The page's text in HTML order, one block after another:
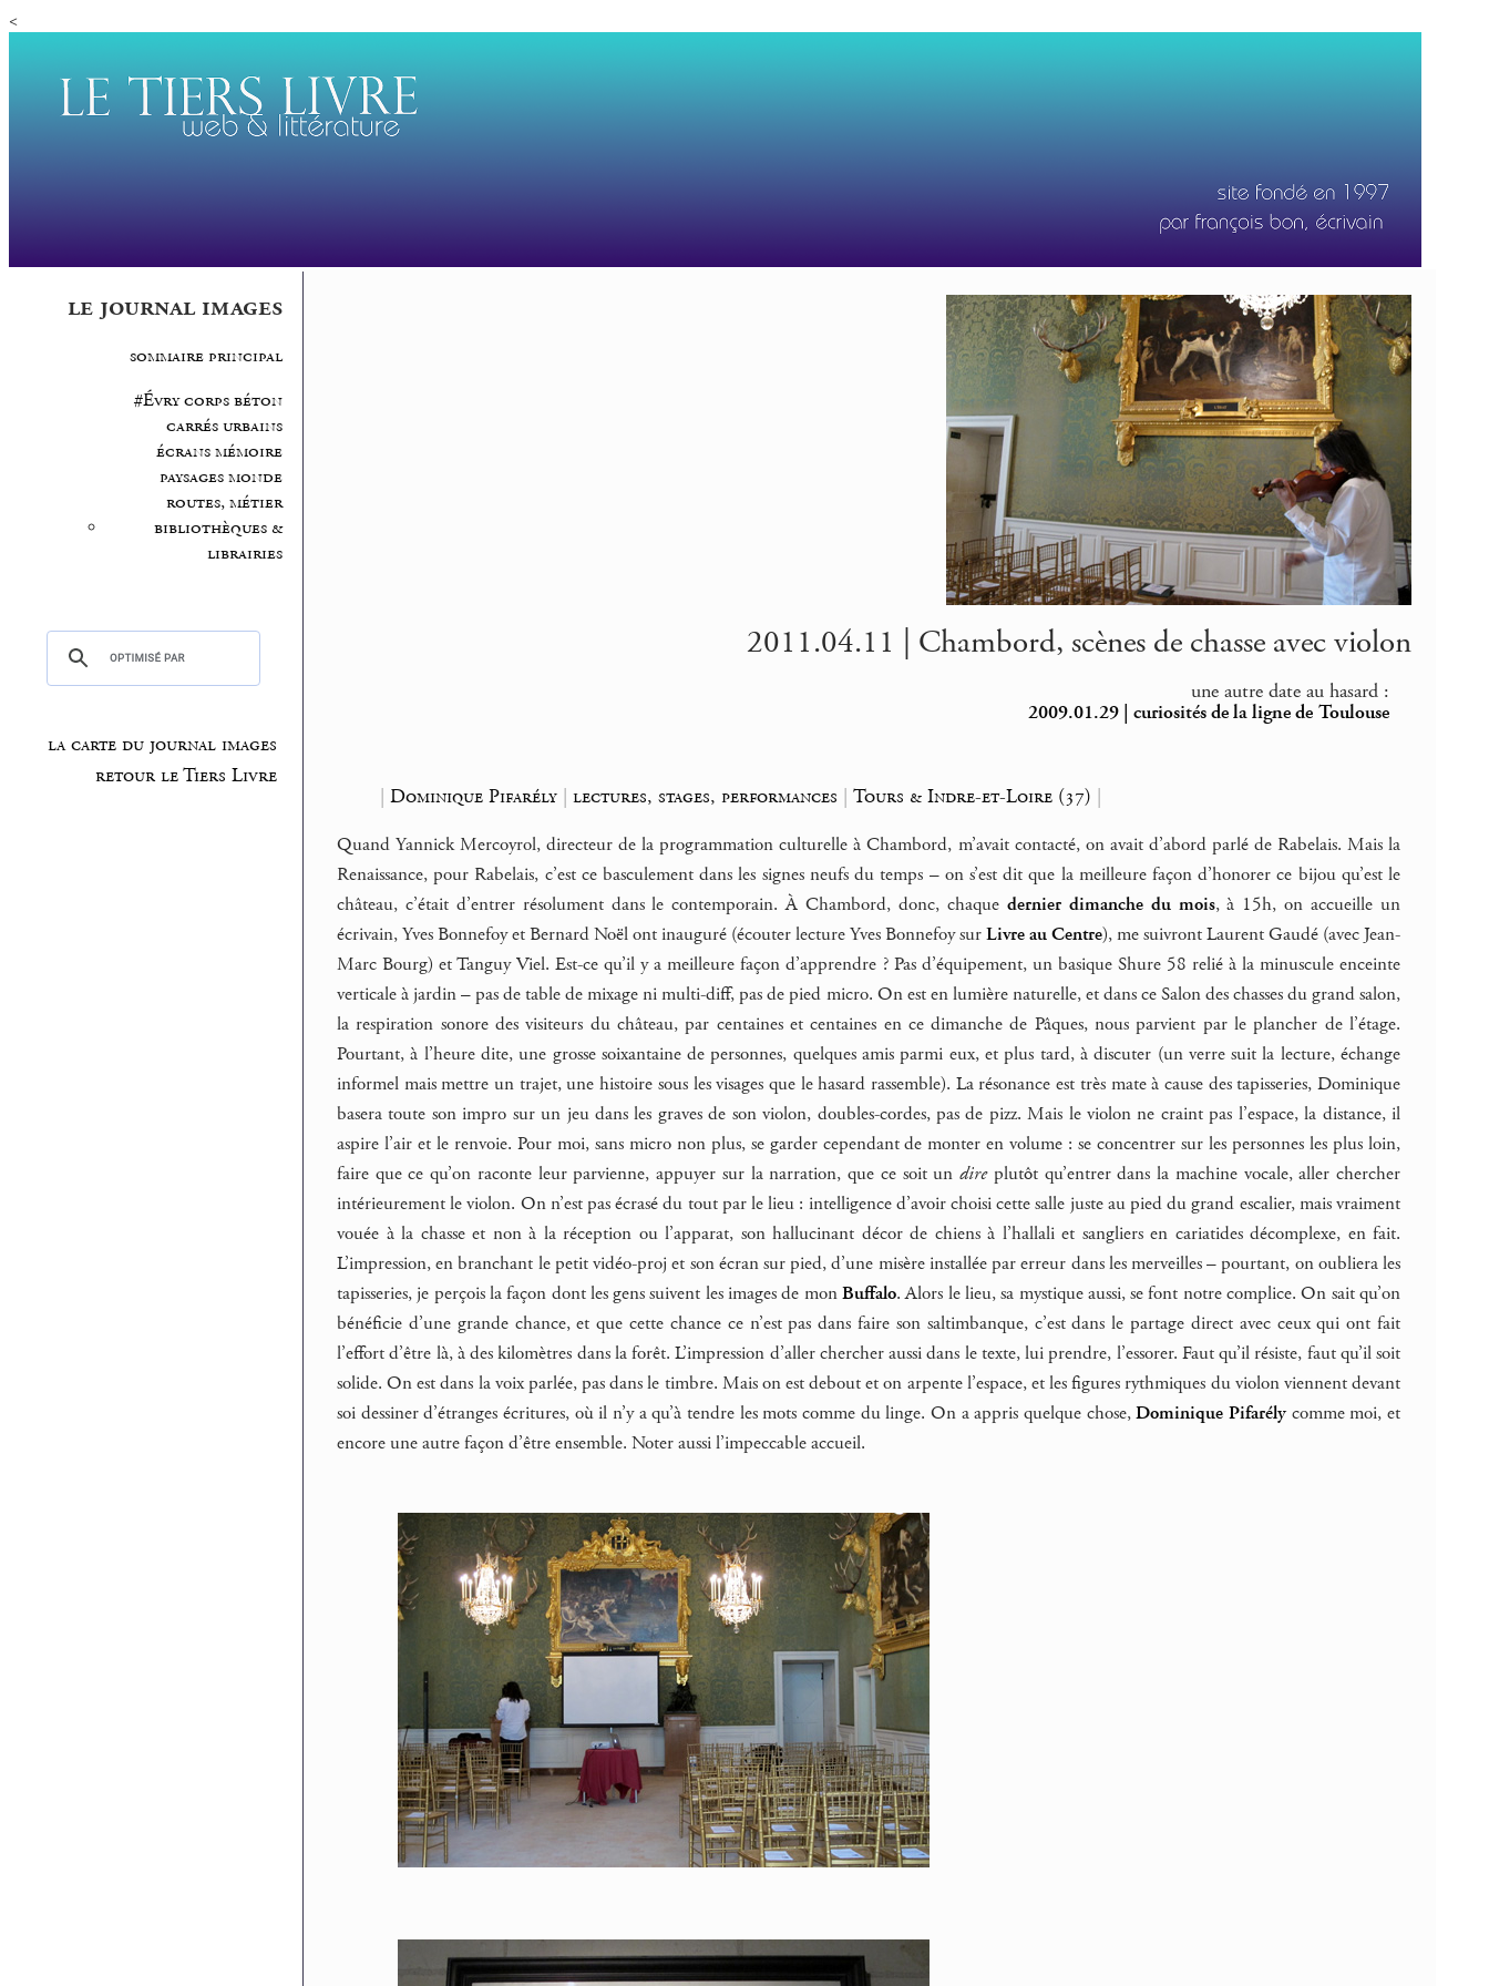
<
le journal images
sommaire principal
#Évry corps béton
carrés urbains
écrans mémoire
paysages monde
routes, métier
bibliothèques &
librairies
la carte du journal images
retour le Tiers Livre
2011.04.11 | Chambord, scènes de chasse avec violon
une autre date au hasard :
2009.01.29 | curiosités de la ligne de Toulouse
|Dominique Pifarély |lectures, stages, performances |Tours & Indre-et-Loire (37) |
Quand Yannick Mercoyrol, directeur de la programmation culturelle à Chambord, m’avait contacté, on avait d’abord parlé de Rabelais. Mais la
Renaissance, pour Rabelais, c’est ce basculement dans les signes neufs du temps – on s’est dit que la meilleure façon d’honorer ce bijou qu’est le
château, c’était d’entrer résolument dans le contemporain. À Chambord, donc, chaque dernier dimanche du mois, à 15h, on accueille un
écrivain, Yves Bonnefoy et Bernard Noël ont inauguré (écouter lecture Yves Bonnefoy surLivre au Centre), me suivront Laurent Gaudé (avec Jean-
Marc Bourg) et Tanguy Viel. Est-ce qu’il y a meilleure façon d’apprendre ? Pas d’équipement, un basique Shure 58 relié à la minuscule enceinte
verticale à jardin – pas de table de mixage ni multi-diff, pas de pied micro. On est en lumière naturelle, et dans ce Salon des chasses du grand salon,
la respiration sonore des visiteurs du château, par centaines et centaines en ce dimanche de Pâques, nous parvient par le plancher de l’étage.
Pourtant, à l’heure dite, une grosse soixantaine de personnes, quelques amis parmi eux, et plus tard, à discuter (un verre suit la lecture, échange
informel mais mettre un trajet, une histoire sous les visages que le hasard rassemble). La résonance est très mate à cause des tapisseries, Dominique
basera toute son impro sur un jeu dans les graves de son violon, doubles-cordes, pas de pizz. Mais le violon ne craint pas l’espace, la distance, il
aspire l’air et le renvoie. Pour moi, sans micro non plus, se garder cependant de monter en volume : se concentrer sur les personnes les plus loin,
faire que ce qu’on raconte leur parvienne, appuyer sur la narration, que ce soit undireplutôt qu’entrer dans la machine vocale, aller chercher
intérieurement le violon. On n’est pas écrasé du tout par le lieu : intelligence d’avoir choisi cette salle juste au pied du grand escalier, mais vraiment
vouée à la chasse et non à la réception ou l’apparat, son hallucinant décor de chiens à l’hallali et sangliers en cariatides décomplexe, en fait.
L’impression, en branchant le petit vidéo-proj et son écran sur pied, d’une misère installée par erreur dans les merveilles – pourtant, on oubliera les
tapisseries, je perçois la façon dont les gens suivent les images de monBuffalo. Alors le lieu, sa mystique aussi, se font notre complice. On sait qu’on
bénéficie d’une grande chance, et que cette chance ce n’est pas dans faire son saltimbanque, c’est dans le partage direct avec ceux qui ont fait
l’effort d’être là, à des kilomètres dans la forêt. L’impression d’aller chercher aussi dans le texte, lui prendre, l’essorer. Faut qu’il résiste, faut qu’il soit
solide. On est dans la voix parlée, pas dans le timbre. Mais on est debout et on arpente l’espace, et les figures rythmiques du violon viennent devant
soi dessiner d’étranges écritures, où il n’y a qu’à tendre les mots comme du linge. On a appris quelque chose,Dominique Pifarélycomme moi, et
encore une autre façon d’être ensemble. Noter aussi l’impeccable accueil.